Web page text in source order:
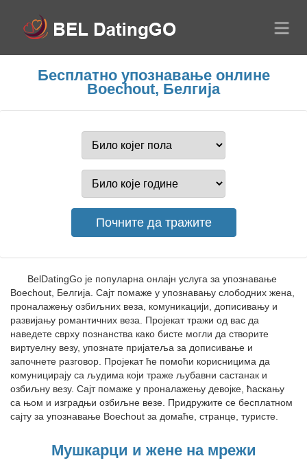
Бесплатно упознавање онлине
Boechout, Белгија
BelDatingGo је популарна онлајн услуга за упознавање
Boechout, Белгија. Сајт помаже у упознавању слободних жена,
проналажењу озбиљних веза, комуникацији, дописивању и
развијању романтичних веза. Пројекат тражи од вас да
наведете сврху познанства како бисте могли да створите
виртуелну везу, упознате пријатеља за дописивање и
започнете разговор. Пројекат ће помоћи корисницима да
комуницирају са људима који траже љубавни састанак и
озбиљну везу. Сајт помаже у проналажењу девојке, ћаскању
са њом и изградњи озбиљне везе. Придружите се бесплатном
сајту за упознавање Boechout за домаће, странце, туристе.
Мушкарци и жене на мрежи